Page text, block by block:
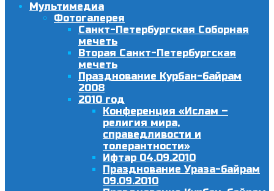
Мультимедиа
Фотогалерея
Санкт-Петербургская Соборная
мечеть
Вторая Санкт-Петербургская
мечеть
Празднование Курбан-байрам
2008
2010 год
Конференция «Ислам –
религия мира,
справедливости и
толерантности»
Ифтар 04.09.2010
Празднование Ураза-байрам
09.09.2010